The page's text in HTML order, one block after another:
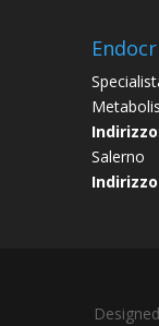
Indirizzo
Salerno